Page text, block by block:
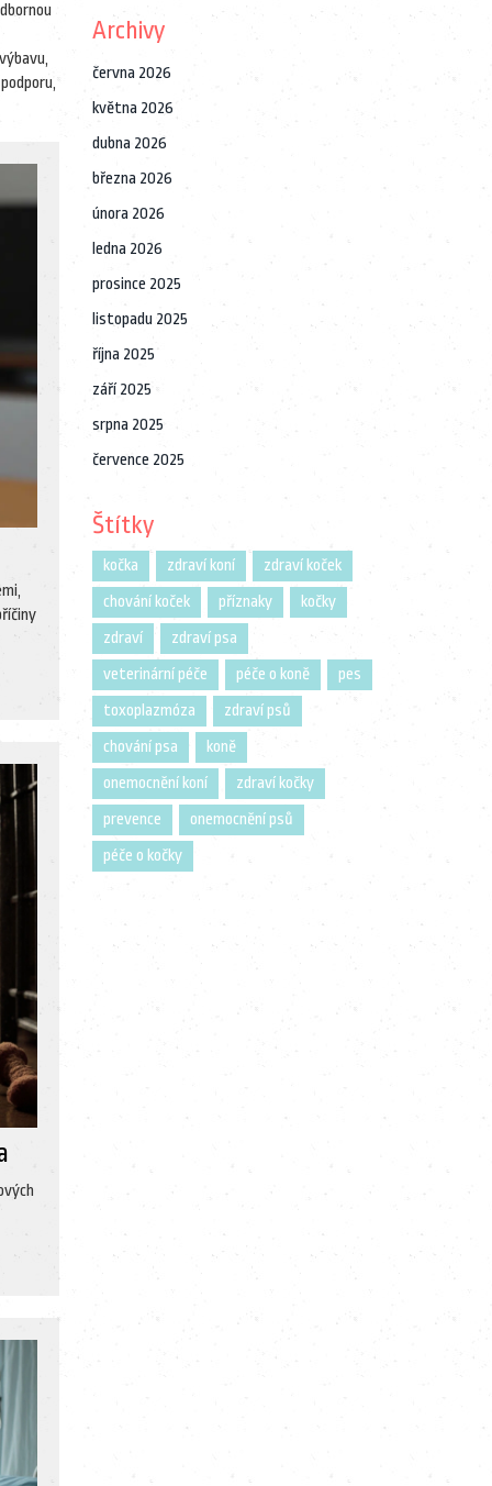
Archivy
června 2026
května 2026
dubna 2026
března 2026
února 2026
ledna 2026
prosince 2025
listopadu 2025
října 2025
září 2025
srpna 2025
července 2025
Štítky
kočka zdraví koní
zdraví koček
chování koček
příznaky
kočky
zdraví
zdraví psa
veterinární péče
péče o koně
pes
toxoplazmóza
zdraví psů
chování psa
koně
onemocnění koní
zdraví kočky
prevence
onemocnění psů
péče o kočky